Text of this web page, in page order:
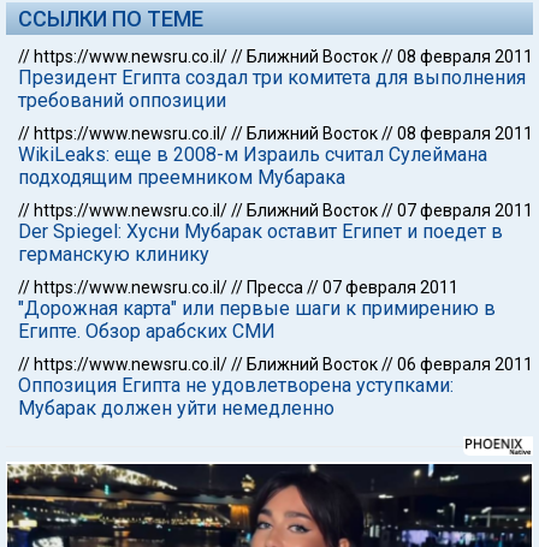
ССЫЛКИ ПО ТЕМЕ
// https://www.newsru.co.il/// Ближний Восток//08 февраля 2011
Президент Египта создал три комитета для выполнения
требований оппозиции
// https://www.newsru.co.il/// Ближний Восток//08 февраля 2011
WikiLeaks: еще в 2008-м Израиль считал Сулеймана
подходящим преемником Мубарака
// https://www.newsru.co.il/// Ближний Восток//07 февраля 2011
Der Spiegel: Хусни Мубарак оставит Египет и поедет в
германскую клинику
// https://www.newsru.co.il/// Пресса //07 февраля 2011
"Дорожная карта" или первые шаги к примирению в
Египте. Обзор арабских СМИ
// https://www.newsru.co.il/// Ближний Восток//06 февраля 2011
Оппозиция Египта не удовлетворена уступками:
Мубарак должен уйти немедленно